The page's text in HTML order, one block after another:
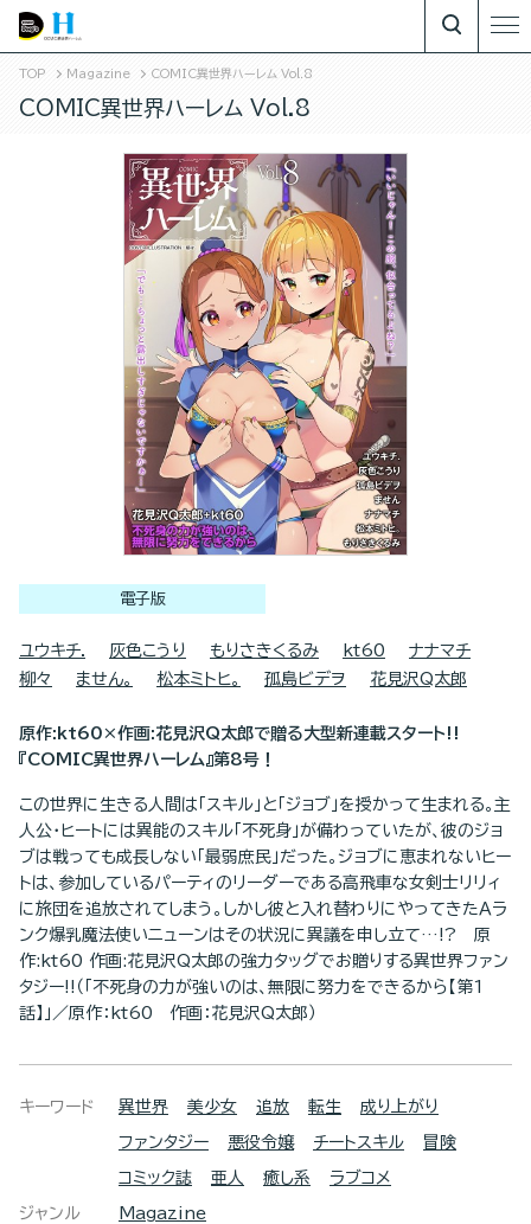
TOP Magazine COMIC異世界ハーレム Vol.8
COMIC異世界ハーレム Vol.8
電子版
ユウキチ. 灰色こうり もりさきくるみ kt60
ナナマチ
柳々
ません。 松本ミトヒ。 孤島ビデヲ 花見沢Q太郎
原作:kt60×作画:花見沢Q太郎で贈る大型新連載スタート!!
『COMIC異世界ハーレム』第8号！
この世界に生きる人間は「スキル」と「ジョブ」を授かって生まれる。主
人公・ヒートには異能のスキル「不死身」が備わっていたが、彼のジョ
ブは戦っても成長しない「最弱庶民」だった。ジョブに恵まれないヒー
トは、参加しているパーティのリーダーである高飛車な女剣士リリィ
に旅団を追放されてしまう。しかし彼と入れ替わりにやってきたＡラ
ンク爆乳魔法使いニューンはその状況に異議を申し立て…!? 原
作:kt60 作画:花見沢Q太郎の強力タッグでお贈りする異世界ファン
タジー!!（「不死身の力が強いのは、無限に努力をできるから【第1
話】」／原作：kt60 作画：花見沢Q太郎）
キーワード 異世界 美少女 追放 転生 成り上がり
ファンタジー 悪役令嬢 チートスキル 冒険
コミック誌 亜人 癒し系 ラブコメ
ジャンル Magazine